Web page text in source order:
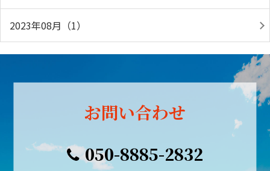
2023年08月（1）
お問い合わせ
050-8885-2832